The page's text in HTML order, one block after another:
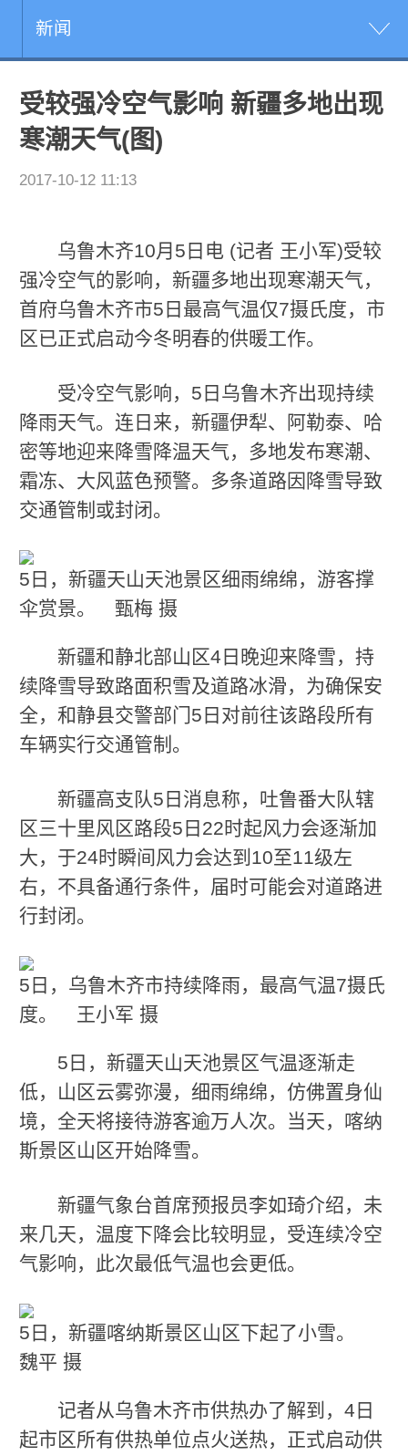
新闻
受较强冷空气影响 新疆多地出现
寒潮天气(图)
2017-10-12 11:13
乌鲁木齐10月5日电 (记者 王小军)受较
强冷空气的影响，新疆多地出现寒潮天气，
首府乌鲁木齐市5日最高气温仅7摄氏度，市
区已正式启动今冬明春的供暖工作。
受冷空气影响，5日乌鲁木齐出现持续
降雨天气。连日来，新疆伊犁、阿勒泰、哈
密等地迎来降雪降温天气，多地发布寒潮、
霜冻、大风蓝色预警。多条道路因降雪导致
交通管制或封闭。
5日，新疆天山天池景区细雨绵绵，游客撑
伞赏景。 甄梅 摄
新疆和静北部山区4日晚迎来降雪，持
续降雪导致路面积雪及道路冰滑，为确保安
全，和静县交警部门5日对前往该路段所有
车辆实行交通管制。
新疆高支队5日消息称，吐鲁番大队辖
区三十里风区路段5日22时起风力会逐渐加
大，于24时瞬间风力会达到10至11级左
右，不具备通行条件，届时可能会对道路进
行封闭。
5日，乌鲁木齐市持续降雨，最高气温7摄氏
度。 王小军 摄
5日，新疆天山天池景区气温逐渐走
低，山区云雾弥漫，细雨绵绵，仿佛置身仙
境，全天将接待游客逾万人次。当天，喀纳
斯景区山区开始降雪。
新疆气象台首席预报员李如琦介绍，未
来几天，温度下降会比较明显，受连续冷空
气影响，此次最低气温也会更低。
5日，新疆喀纳斯景区山区下起了小雪。
魏平 摄
记者从乌鲁木齐市供热办了解到，4日
起市区所有供热单位点火送热，正式启动供